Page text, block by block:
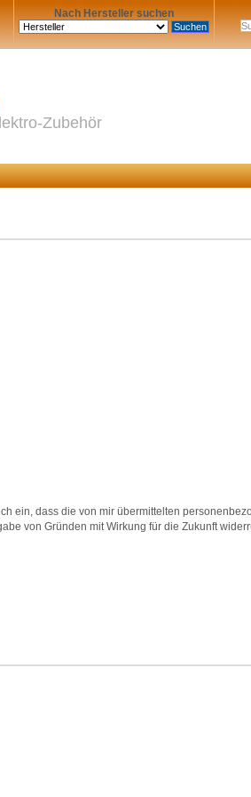
Nach Hersteller suchen
Zubehör
ein, dass die von mir übermittelten
von Gründen mit Wirkung für die Zukunft